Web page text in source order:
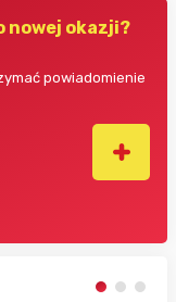
nowej okazji?
powiadomienie